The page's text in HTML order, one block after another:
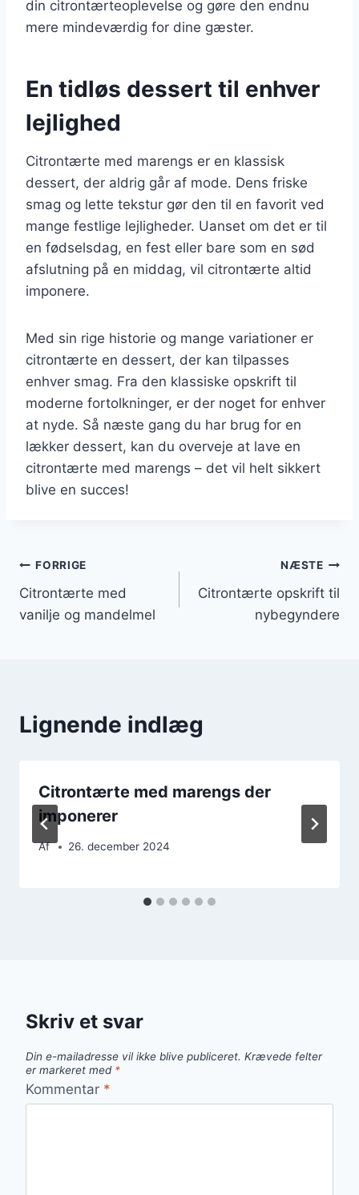
din citrontærteoplevelse og gøre den endnu
mere mindeværdig for dine gæster.
En tidløs dessert til enhver
lejlighed
Citrontærte med marengs er en klassisk
dessert, der aldrig går af mode. Dens friske
smag og lette tekstur gør den til en favorit ved
mange festlige lejligheder. Uanset om det er til
en fødselsdag, en fest eller bare som en sød
afslutning på en middag, vil citrontærte altid
imponere.
Med sin rige historie og mange variationer er
citrontærte en dessert, der kan tilpasses
enhver smag. Fra den klassiske opskrift til
moderne fortolkninger, er der noget for enhver
at nyde. Så næste gang du har brug for en
lækker dessert, kan du overveje at lave en
citrontærte med marengs – det vil helt sikkert
blive en succes!
Indlægsnavigation
FORRIGE
Citrontærte med
vanilje og mandelmel
NÆSTE
Citrontærte opskrift til
nybegyndere
Lignende indlæg
Citrontærte med marengs der
imponerer
Af 26. december 2024
Skriv et svar
Din e-mailadresse vil ikke blive publiceret. Krævede felter
er markeret med *
Kommentar *